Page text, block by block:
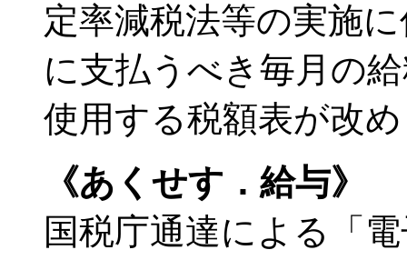
定率減税法等の実施
に支払うべき毎月の
使用する税額表が改
《あくせす．給与》
国税庁通達による「